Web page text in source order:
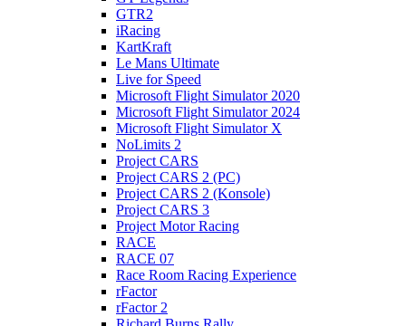
GTR2
iRacing
KartKraft
Le Mans Ultimate
Live for Speed
Microsoft Flight Simulator 2020
Microsoft Flight Simulator 2024
Microsoft Flight Simulator X
NoLimits 2
Project CARS
Project CARS 2 (PC)
Project CARS 2 (Konsole)
Project CARS 3
Project Motor Racing
RACE
RACE 07
Race Room Racing Experience
rFactor
rFactor 2